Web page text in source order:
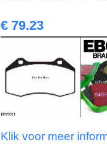
€ 79.23
Klik voor meer